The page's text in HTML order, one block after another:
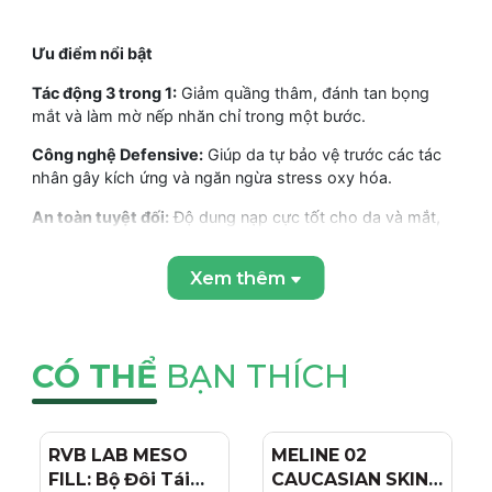
Ưu điểm nổi bật
Tác động 3 trong 1: Giảm quầng thâm, đánh tan bọng
mắt và làm mờ nếp nhăn chỉ trong một bước.
Công nghệ Defensive: Giúp da tự bảo vệ trước các tác
nhân gây kích ứng và ngăn ngừa stress oxy hóa.
An toàn tuyệt đối: Độ dung nạp cực tốt cho da và mắt,
Dạng kem gel mỏng nhẹ, dễ dàng
thẩm thấu, mang lại cảm giác dễ chịu tức thì.
mắt bớt nhạy cảm hơn theo thời gian.
THÀNH PHẦN VÀ CÔNG DỤNG CỦA BIODERMA
Sensibio Eye+
Xem thêm
CÓ THỂ BẠN THÍCH
- 4%
RVB LAB MESO
FILL: Bộ Đôi Tái
MELINE 02
CAUCASIAN SKIN